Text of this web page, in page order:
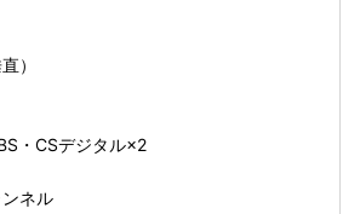
）
・CSデジタル×2
ネル